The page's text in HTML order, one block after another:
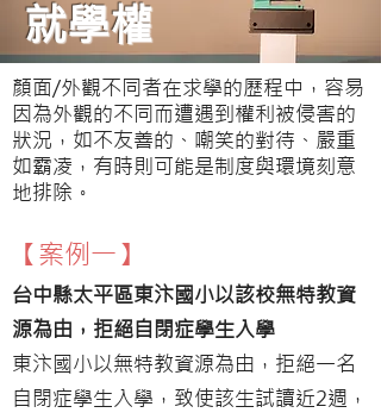
就學權
顏面/外觀不同者在求學的歷程中，容易
因為外觀的不同而遭遇到權利被侵害的
狀況，如不友善的、嘲笑的對待、嚴重
如霸凌，有時則可能是制度與環境刻意
地排除。
【案例一】
台中縣太平區東汴國小以該校無特教資
源為由，拒絕自閉症學生入學
東汴國小以無特教資源為由，拒絕一名
自閉症學生入學，致使該生試讀近2週，